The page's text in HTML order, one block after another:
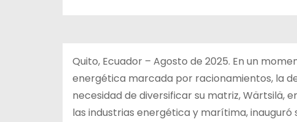
Quito, Ecuador – Agosto de 2025. En un
energética marcada por racionamientos, la
necesidad de diversificar su matriz, Wärtsilä,
las industrias energética y marítima,